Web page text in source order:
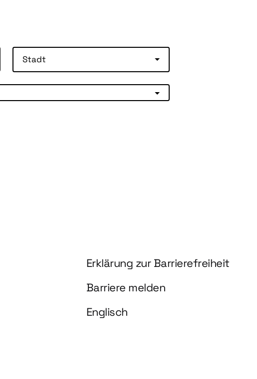
Stadt
Information und Service
Erklärung zur Barrierefreiheit
Barriere melden
Englisch